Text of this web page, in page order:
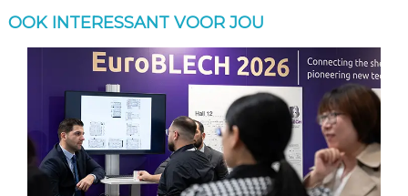
OOK INTERESSANT VOOR JOU